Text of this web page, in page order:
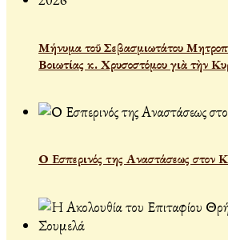
Μήνυμα τοῦ Σεβασμιωτάτου
Βοιωτίας κ. Χρυσοστόμου γιὰ τὴν
Ο Εσπερινός της Αναστάσεως στον